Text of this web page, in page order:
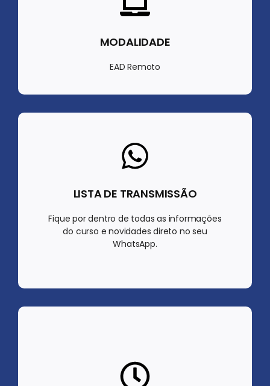
MODALIDADE
EAD Remoto
LISTA DE TRANSMISSÃO
Fique por dentro de todas as informações
do curso e novidades direto no seu
WhatsApp.